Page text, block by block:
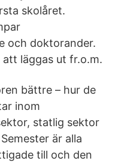
skolåret.
och doktorander.
att läggas ut fr.o.m.
bättre – hur de
inom
statlig sektor
är alla
till och den